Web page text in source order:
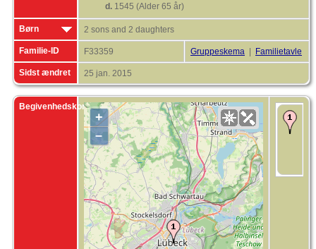
d. 1545 (Alder 65 år)
Børn 2 sons and 2 daughters
Familie-ID F33359 Gruppeskema Familietavle
Sidst ændret 25 jan. 2015
Begivenhedskort
+
–